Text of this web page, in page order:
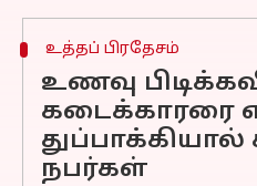
உத்தப் பிரதேசம்
உணவு
கடைக்காரரை
துப்பாக்கியால்
நபர்கள்